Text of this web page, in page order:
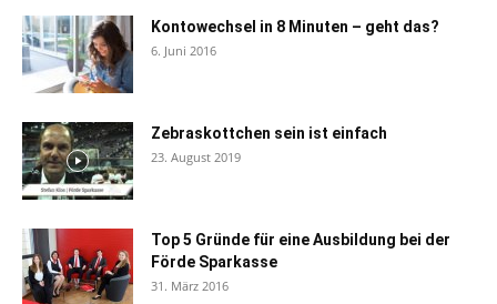
Kontowechsel in 8 Minuten – geht das?
6. Juni 2016
Zebraskottchen sein ist einfach
23. August 2019
Top 5 Gründe für eine Ausbildung bei der
Förde Sparkasse
31. März 2016